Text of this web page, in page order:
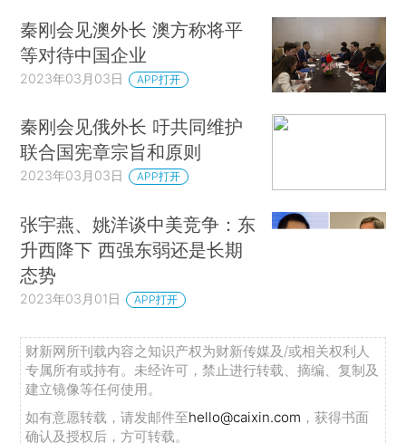
秦刚会见澳外长 澳方称将平
等对待中国企业
2023年03月03日 APP打开
秦刚会见俄外长 吁共同维护
联合国宪章宗旨和原则
2023年03月03日 APP打开
张宇燕、姚洋谈中美竞争：东
升西降下 西强东弱还是长期
态势
2023年03月01日 APP打开
财新网所刊载内容之知识产权为财新传媒及/或相关权利人
专属所有或持有。未经许可，禁止进行转载、摘编、复制及
建立镜像等任何使用。
如有意愿转载，请发邮件至hello@caixin.com ，获得书面
确认及授权后，方可转载。